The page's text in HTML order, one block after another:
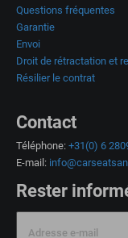
Questions fréquentes
Garantie
Envoi
Droit de rétractation et
Résilier le contrat
Contact
Téléphone: +31(0) 6
E-mail:
Rester
Adresse e-mail